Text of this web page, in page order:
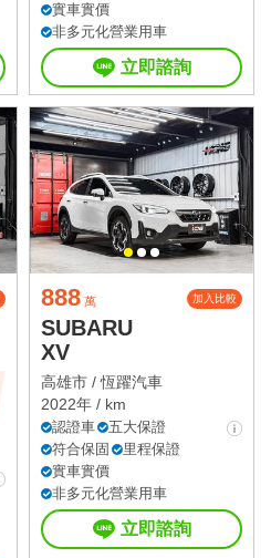
實車實價
非多元化營業用車
立即諮詢
888 萬 加入比較
SUBARU
XV
高雄市 /恆躍汽車
2022年 / km
認證車
五大保證
符合保固
里程保證
實車實價
非多元化營業用車
立即諮詢